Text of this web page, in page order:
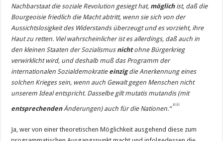
Nachbarstaat die soziale Revolution gesiegt hat, möglichist, daß die
Bourgeoisie friedlich die Macht abtritt, wenn sie sich von der
Aussichtslosigkeit des Widerstands überzeugt und es vorzieht, ihre
Haut zu retten. Viel wahrscheinlicher ist es allerdings, daß auch in
den kleinen Staaten der Sozialismus nichtohne Bürgerkrieg
verwirklicht wird, und deshalb muß das Programm der
internationalen Sozialdemokratie einzigdie Anerkennung eines
solchen Krieges sein, wenn auch Gewalt gegen Menschen nicht
unserem Ideal entspricht. Dasselbe gilt mutatis mutandis (mit
entsprechendenÄnderungen) auch für die Nationen.“
xiii
Ja, wer von einer theoretischen Möglichkeit ausgehend diese zum